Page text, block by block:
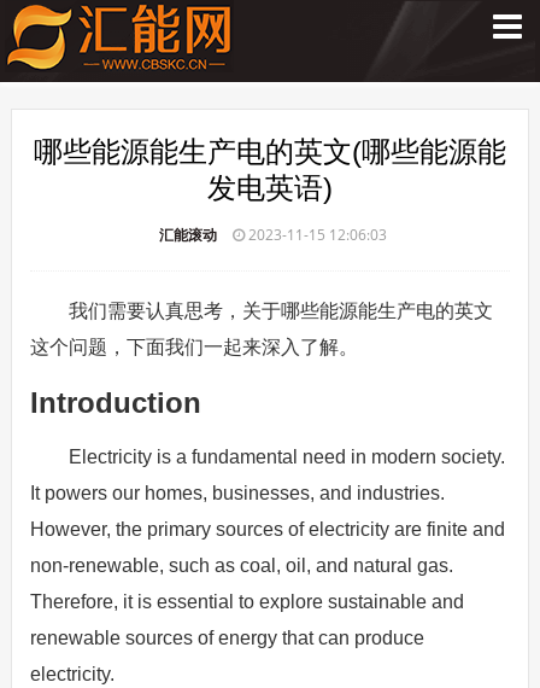
哪些能源能生产电的英文(哪些能源能
发电英语)
汇能滚动 2023-11-15 12:06:03
我们需要认真思考，关于哪些能源能生产电的英文
这个问题，下面我们一起来深入了解。
Introduction
Electricity is a fundamental need in modern society.
It powers our homes, businesses, and industries.
However, the primary sources of electricity are finite and
non-renewable, such as coal, oil, and natural gas.
Therefore, it is essential to explore sustainable and
renewable sources of energy that can produce
electricity.